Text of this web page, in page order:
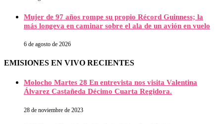
Mujer de 97 años rompe su propio Récord Guinness; la
más longeva en caminar sobre el ala de un avión en vuelo
6 de agosto de 2026
EMISIONES EN VIVO RECIENTES
Molocho Martes 28 En entrevista nos visita Valentina
Álvarez Castañeda Décimo Cuarta Regidora.
28 de noviembre de 2023